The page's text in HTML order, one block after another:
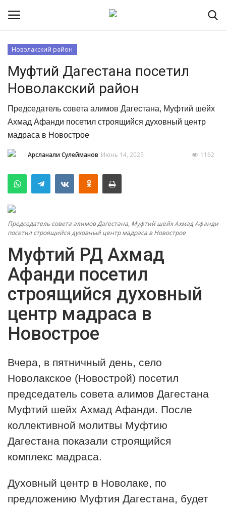
Контакты
О портале
Помочь порталу
Наша Команда
Новости Лакии
Интервью
Наставление
Обучение
Семья
История лакцев
Новолакский район
Муфтий Дагестана посетил
Новолакский район
Председатель совета алимов Дагестана, Муфтий шейх
Ахмад Афанди посетил строящийся духовный центр
мадраса в Новострое
Арсланали Сулейманов Июнь 14, 2025 1162
Председатель совета алимов Дагестана, Муфтий шейх Ахмад Афанди
посетил строящийся духовный центр мадраса в Новострое
Муфтий РД Ахмад
Афанди посетил
строящийся духовный
центр мадраса в
Новострое
Вчера, в пятничный день, село
Новолакское (Новострой) посетил
председатель совета алимов Дагестана
Муфтий шейх Ахмад Афанди. После
коллективной молитвы Муфтию
Дагестана показали строящийся
комплекс мадраса.
Духовный центр в Новолаке, по
предложению Муфтия Дагестана, будет